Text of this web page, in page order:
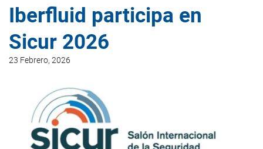
Iberfluid participa en
Sicur 2026
23 Febrero, 2026